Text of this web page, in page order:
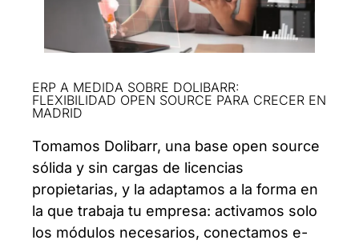
ERP A MEDIDA SOBRE DOLIBARR:
FLEXIBILIDAD OPEN SOURCE PARA CRECER EN
MADRID
Tomamos Dolibarr, una base open source
sólida y sin cargas de licencias
propietarias, y la adaptamos a la forma en
la que trabaja tu empresa: activamos solo
los módulos necesarios, conectamos e-